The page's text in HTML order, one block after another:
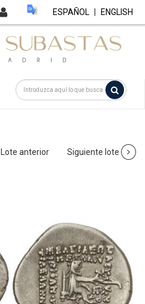
ESPAÑOL ENGLISH
Lote anterior Siguiente lote